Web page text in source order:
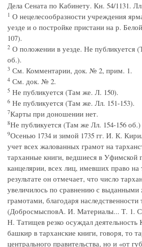
Дела Сената по Кабинету. Кн. 54/1131.
1 О нецелесообразности учреждения
уезде и о постройке пристани на р.
107).
2 О положении в уезде. Не публикуется
об.).
3 См. Комментарии, док. № 2, прим. 1.
4 См. док. № 2.
5 Не публикуется (Там же. Л. 150).
6 Не публикуется (Там же. Лл. 151-153).
7Карты при доношении нет.
8Не публикуется (Там же Лл. 154-156 об.)
9Осенью 1734 и зимой 1735 гг. И. К.
учет всех жалованных грамот на
тарханные книги, ведшиеся в Уфимской
канцелярии, всех лиц, имевших право на
результате он отмечает, что число
увеличилось по сравнению с
грамотами, благодаря наследственности
(ДобросмысповА. И. Материалы... Т. 1. С
Н. Татищев резко осуждал деятельность
башкир в тарханские книги, говоря, то
центрального правительства, но и «от